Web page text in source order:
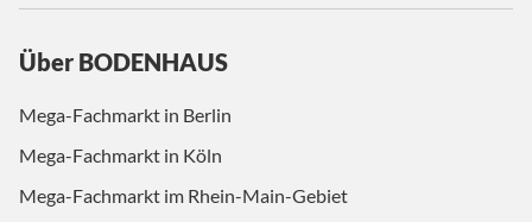
Über BODENHAUS
Mega-Fachmarkt in Berlin
Mega-Fachmarkt in Köln
Mega-Fachmarkt im Rhein-Main-Gebiet